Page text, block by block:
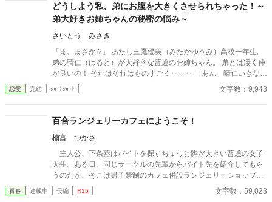
どうしよう私、弟にお腹を大きくさせられちゃった！～
弟大好きお姉ちゃんの秘密の悩み～
さいとう みさき
「ま、まさか!?」 あたし三鷹優美（みたかゆうみ）高校一年生。
弟の晴仁（はると）が大好きな普通のお姉ちゃん。 弟とは凄く仲
が良いの！ それはそれはものすごく‥‥‥ 「あん、晴仁いきなり
そんなのお口に入らないよぉ～♡」 そんな関係のあたしたち。 で
もある日トイレであたしはアレが来そうなのになかなか来ないの
お腹が出て来てる!?」 お姉ちゃんの秘密の悩みです。
恋愛 完結 ｼｮｰﾄｼｮｰﾄ 文字数：9,943
百合ランジェリーカフェにようこそ！
楠富 つかさ
主人公、下条藍はバイトを探すちょっと胸が大きい普通の女子
大生。ある日、同じサークルの先輩からバイト先を紹介してもら
うのだが、そこは男子禁制のカフェ併設ランジェリーショップ
で！？ ちょっとハレンチなお仕事カフェライフ、始まりま
す！！ ※この物語はフィクションであり実在の人物・団体・法律
青春 連載中 長編 R15 文字数：59,023